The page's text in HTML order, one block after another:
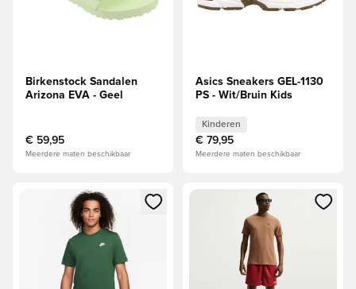
Birkenstock Sandalen
Arizona EVA - Geel
€ 59,95
Meerdere maten beschikbaar
Asics Sneakers GEL-1130
PS - Wit/Bruin Kids
Kinderen
€ 79,95
Meerdere maten beschikbaar
Opent een venster om in te loggen of je aan te melden als
Opent een venster om in te